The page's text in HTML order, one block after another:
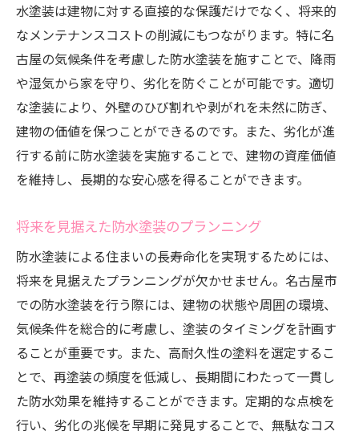
水塗装は建物に対する直接的な保護だけでなく、将来的
なメンテナンスコストの削減にもつながります。特に名
古屋の気候条件を考慮した防水塗装を施すことで、降雨
や湿気から家を守り、劣化を防ぐことが可能です。適切
な塗装により、外壁のひび割れや剥がれを未然に防ぎ、
建物の価値を保つことができるのです。また、劣化が進
行する前に防水塗装を実施することで、建物の資産価値
を維持し、長期的な安心感を得ることができます。
将来を見据えた防水塗装のプランニング
防水塗装による住まいの長寿命化を実現するためには、
将来を見据えたプランニングが欠かせません。名古屋市
での防水塗装を行う際には、建物の状態や周囲の環境、
気候条件を総合的に考慮し、塗装のタイミングを計画す
ることが重要です。また、高耐久性の塗料を選定するこ
とで、再塗装の頻度を低減し、長期間にわたって一貫し
た防水効果を維持することができます。定期的な点検を
行い、劣化の兆候を早期に発見することで、無駄なコス